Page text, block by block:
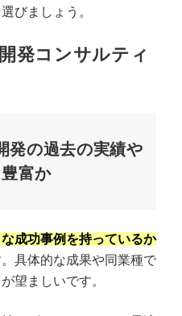
びましょう。
発コンサルティ
発の過去の実績や
富か
成功事例を持っているか
具体的な成果や同業種で
望ましいです。